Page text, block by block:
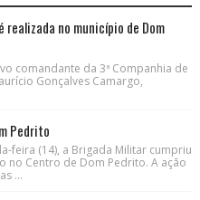
realizada no município de Dom
comandante da 3ª Companhia de
Gonçalves Camargo,
Pedrito
feira (14), a Brigada Militar cumpriu
no Centro de Dom Pedrito. A ação
...